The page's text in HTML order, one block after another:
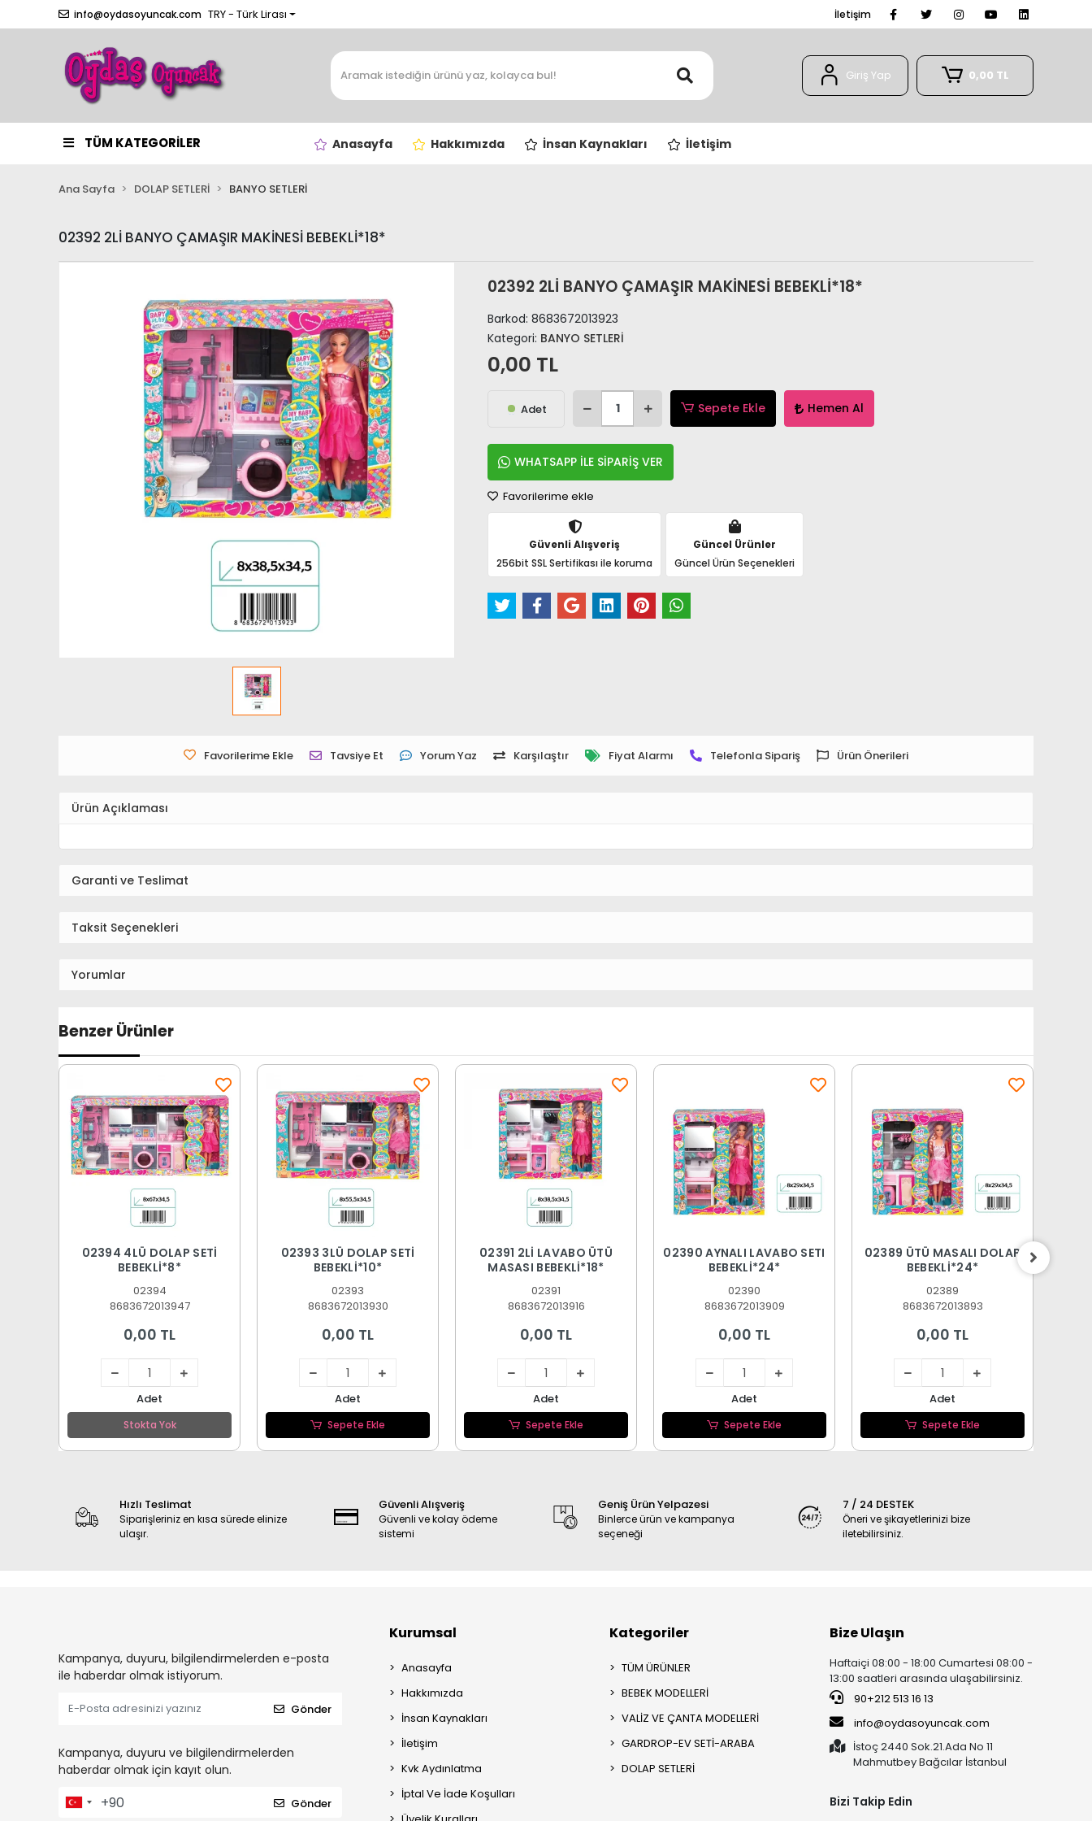
info@oydasoyuncak.com TRY - Türk Lirası İletişim
Giriş Yap 0,00 TL
TÜM KATEGORİLER Anasayfa Hakkımızda İnsan Kaynakları İletişim
Ana Sayfa DOLAP SETLERİ BANYO SETLERİ
02392 2Lİ BANYO ÇAMAŞIR MAKİNESİ BEBEKLİ*18*
02392 2Lİ BANYO ÇAMAŞIR MAKİNESİ BEBEKLİ*18*
Barkod:8683672013923
Kategori: BANYO SETLERİ
0,00 TL
Adet Sepete Ekle Hemen Al
WHATSAPP İLE SİPARİŞ VER
Favorilerime ekle
Güvenli Alışveriş
256bit SSL Sertifikası ile koruma
Güncel Ürünler
Güncel Ürün Seçenekleri
Favorilerime Ekle Tavsiye Et Yorum Yaz Karşılaştır Fiyat Alarmı Telefonla Sipariş Ürün Önerileri
Ürün Açıklaması
Garanti ve Teslimat
Taksit Seçenekleri
Yorumlar
Benzer Ürünler
02394 4LÜ DOLAP SETİ
BEBEKLİ*8*
02394
8683672013947
0,00 TL
Adet
Stokta Yok
02393 3LÜ DOLAP SETİ
BEBEKLİ*10*
02393
8683672013930
0,00 TL
Adet
Sepete Ekle
02391 2Lİ LAVABO ÜTÜ
MASASI BEBEKLİ*18*
02391
8683672013916
0,00 TL
Adet
Sepete Ekle
02390 AYNALI LAVABO SETI
BEBEKLİ*24*
02390
8683672013909
0,00 TL
Adet
Sepete Ekle
02389 ÜTÜ MASALI DOLAP
BEBEKLİ*24*
02389
8683672013893
0,00 TL
Adet
Sepete Ekle
Hızlı Teslimat
Siparişleriniz en kısa sürede elinize
ulaşır.
Güvenli Alışveriş
Güvenli ve kolay ödeme
sistemi
Geniş Ürün Yelpazesi
Binlerce ürün ve kampanya
seçeneği
7 / 24 DESTEK
Öneri ve şikayetlerinizi bize
iletebilirsiniz.
Kampanya, duyuru, bilgilendirmelerden e-posta
ile haberdar olmak istiyorum.
Gönder
Kampanya, duyuru ve bilgilendirmelerden
haberdar olmak için kayıt olun.
Gönder
Kurumsal
Anasayfa
Hakkımızda
İnsan Kaynakları
İletişim
Kvk Aydınlatma
İptal Ve İade Koşulları
Kategoriler
TÜM ÜRÜNLER
BEBEK MODELLERİ
VALİZ VE ÇANTA MODELLERİ
GARDROP-EV SETİ-ARABA
DOLAP SETLERİ
Bize Ulaşın
Haftaiçi 08:00 - 18:00 Cumartesi 08:00 -
13:00 saatleri arasında ulaşabilirsiniz.
90+212 513 16 13
info@oydasoyuncak.com
İstoç 2440 Sok.21.Ada No 11
Mahmutbey Bağcılar İstanbul
Bizi Takip Edin